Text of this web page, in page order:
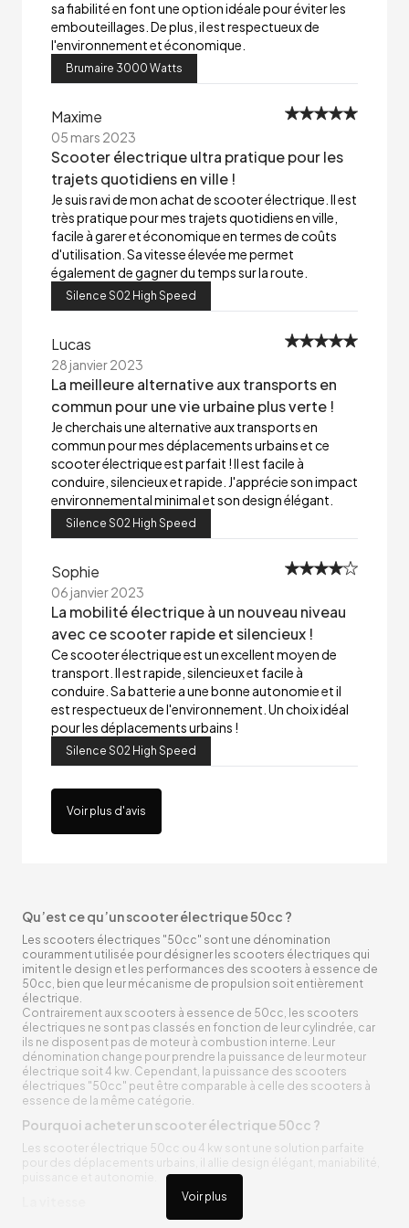
sa fiabilité en font une option idéale pour éviter les
embouteillages. De plus, il est respectueux de
l'environnement et économique.
Brumaire 3000 Watts
Maxime
05 mars 2023
Scooter électrique ultra pratique pour les
trajets quotidiens en ville !
Je suis ravi de mon achat de scooter électrique. Il est
très pratique pour mes trajets quotidiens en ville,
facile à garer et économique en termes de coûts
d'utilisation. Sa vitesse élevée me permet
également de gagner du temps sur la route.
Silence S02 High Speed
Lucas
28 janvier 2023
La meilleure alternative aux transports en
commun pour une vie urbaine plus verte !
Je cherchais une alternative aux transports en
commun pour mes déplacements urbains et ce
scooter électrique est parfait ! Il est facile à
conduire, silencieux et rapide. J'apprécie son impact
environnemental minimal et son design élégant.
Silence S02 High Speed
Sophie
06 janvier 2023
La mobilité électrique à un nouveau niveau
avec ce scooter rapide et silencieux !
Ce scooter électrique est un excellent moyen de
transport. Il est rapide, silencieux et facile à
conduire. Sa batterie a une bonne autonomie et il
est respectueux de l'environnement. Un choix idéal
pour les déplacements urbains !
Silence S02 High Speed
Voir plus d'avis
Voir plus
Qu’est ce qu’un scooter électrique 50cc ?
Les scooters électriques "50cc" sont une dénomination
couramment utilisée pour désigner les scooters électriques qui
imitent le design et les performances des scooters à essence de
50cc, bien que leur mécanisme de propulsion soit entièrement
électrique.
Contrairement aux scooters à essence de 50cc, les scooters
électriques ne sont pas classés en fonction de leur cylindrée, car
ils ne disposent pas de moteur à combustion interne. Leur
dénomination change pour prendre la puissance de leur moteur
électrique soit 4 kw. Cependant, la puissance des scooters
électriques "50cc" peut être comparable à celle des scooters à
essence de la même catégorie.
Pourquoi acheter un scooter électrique 50cc ?
Les scooter électrique 50cc ou 4 kw sont une solution parfaite
pour des déplacements urbains, il allie design élégant, maniabilité,